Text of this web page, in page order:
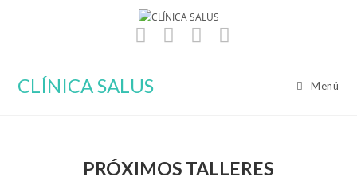
CLÍNICA SALUS Menú
PRÓXIMOS TALLERES